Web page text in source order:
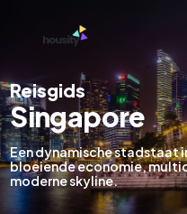
Reisgids
Singapore
Een dynamische stadstaat
bloeiende economie,
moderne skyline.